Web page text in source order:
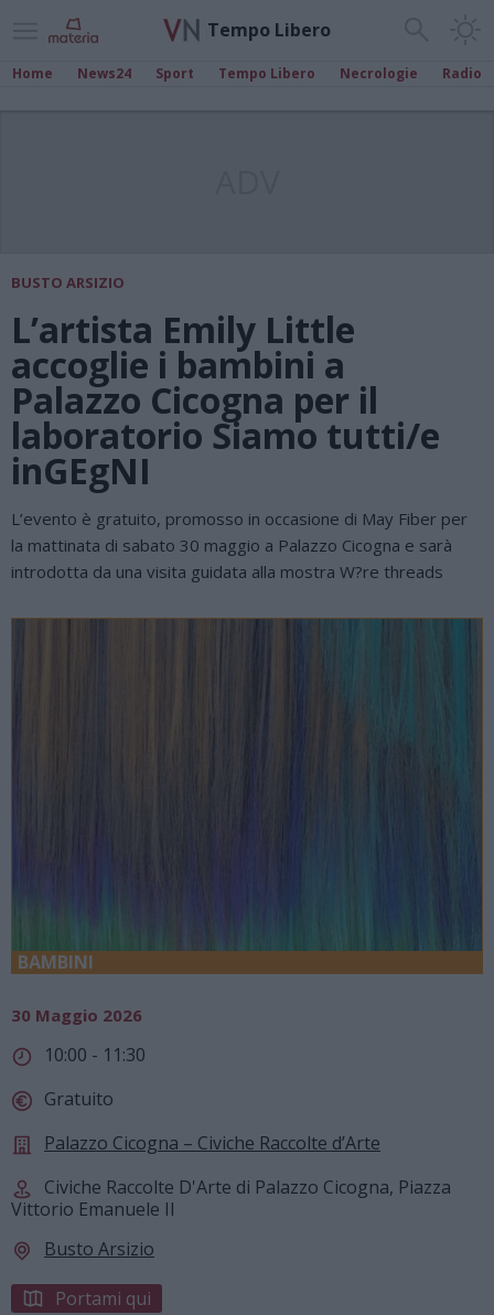
Tempo Libero
Home News24 Sport Tempo Libero Necrologie Radio
BUSTO ARSIZIO
L’artista Emily Little
accoglie i bambini a
Palazzo Cicogna per il
laboratorio Siamo tutti/e
inGEgNI
L’evento è gratuito, promosso in occasione di May Fiber per
la mattinata di sabato 30 maggio a Palazzo Cicogna e sarà
introdotta da una visita guidata alla mostra W?re threads
BAMBINI
30 Maggio 2026
10:00 - 11:30
Gratuito
Palazzo Cicogna – Civiche Raccolte d’Arte
Civiche Raccolte D'Arte di Palazzo Cicogna, Piazza
Vittorio Emanuele II
Busto Arsizio
Portami qui